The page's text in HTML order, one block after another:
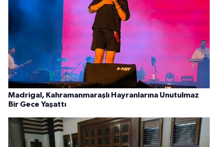
Madrigal, Kahramanmaraşlı Hayranlarına Unutulmaz
Bir Gece Yaşattı